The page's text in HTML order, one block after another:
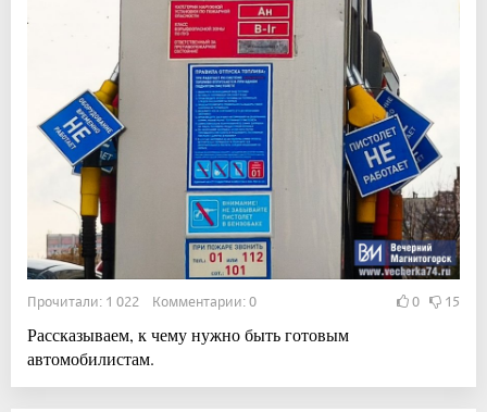
Прочитали: 1 022 Комментарии: 0 0 15
Рассказываем, к чему нужно быть готовым
автомобилистам.